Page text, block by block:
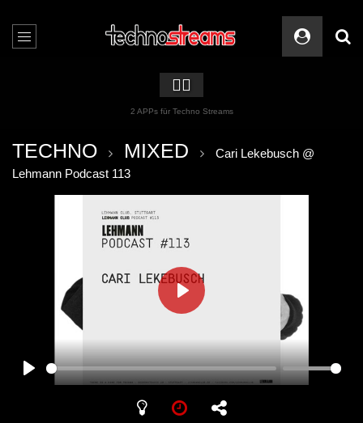
🏳️‍🌈
2 APPs für Techno Streams
TECHNO MIXED
Cari Lekebusch @
Lehmann Podcast 113
PLAY
PLAY